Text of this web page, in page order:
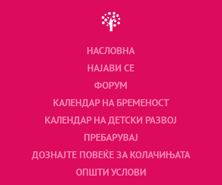
НАСЛОВНА
НАЈАВИ СЕ
ФОРУМ
КАЛЕНДАР НА БРЕМЕНОСТ
КАЛЕНДАР НА ДЕТСКИ РАЗВОЈ
ПРЕБАРУВАЈ
ДОЗНАЈТЕ ПОВЕЌЕ ЗА КОЛАЧИЊАТА
ОПШТИ УСЛОВИ